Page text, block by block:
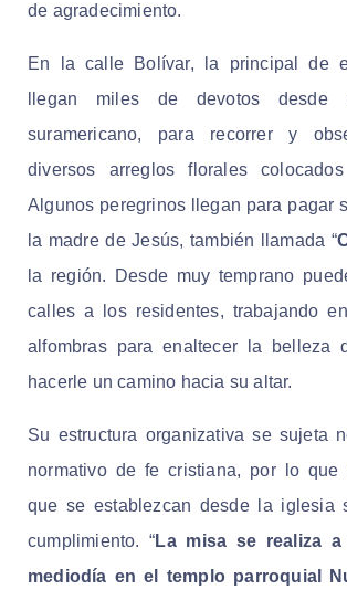
de agradecimiento.
En la calle Bolívar, la principal de
llegan miles de devotos
suramericano, para recorrer y
diversos arreglos florales
Algunos peregrinos llegan para pagar
la madre de Jesús, también llamada “
la región. Desde muy temprano
calles a los residentes, trabajando
alfombras para enaltecer la belleza
hacerle un camino hacia su altar.
Su estructura organizativa se sujeta
normativo de fe cristiana, por lo que
que se establezcan desde la iglesia
cumplimiento. “La misa se realiza a
mediodía en el templo parroquial